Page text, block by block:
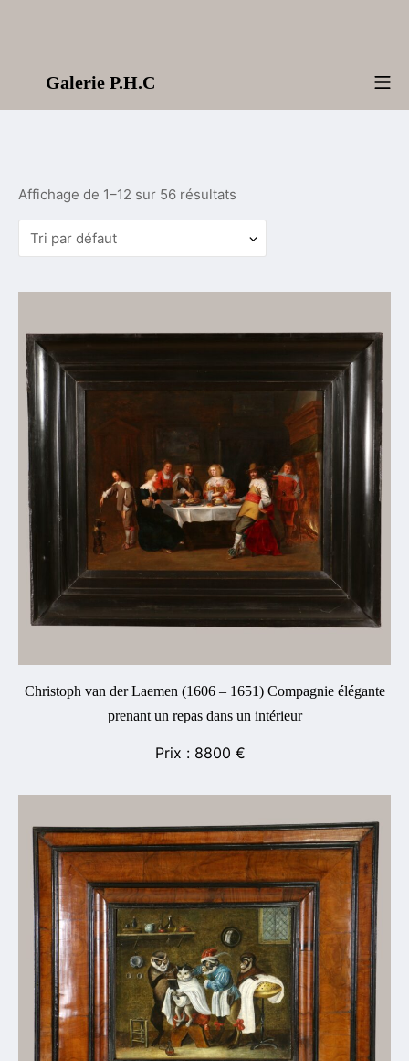
Galerie P.H.C
Affichage de 1–12 sur 56 résultats
Christoph van der Laemen (1606 – 1651) Compagnie élégante
prenant un repas dans un intérieur
8800 €